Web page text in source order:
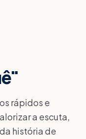
rápidos e
a escuta,
história de